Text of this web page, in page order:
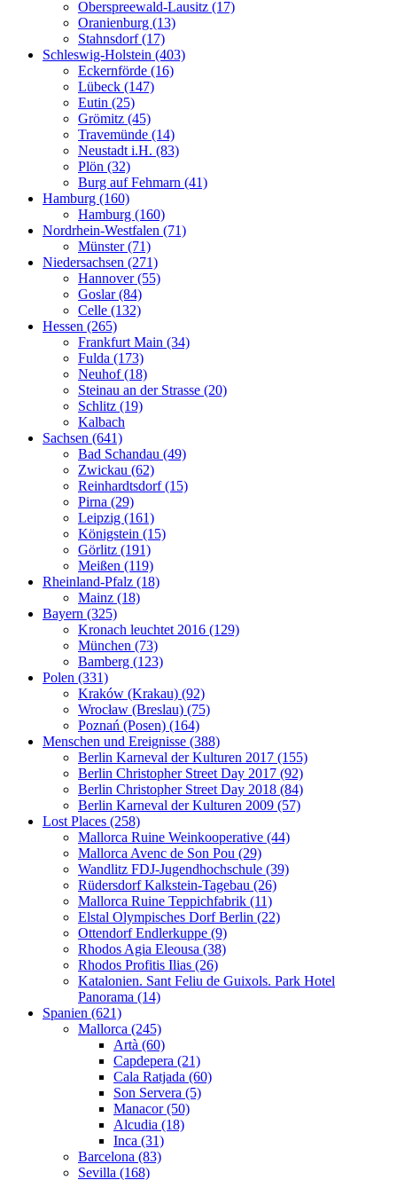
Oberspreewald-Lausitz (17)
Oranienburg (13)
Stahnsdorf (17)
Schleswig-Holstein (403)
Eckernförde (16)
Lübeck (147)
Eutin (25)
Grömitz (45)
Travemünde (14)
Neustadt i.H. (83)
Plön (32)
Burg auf Fehmarn (41)
Hamburg (160)
Hamburg (160)
Nordrhein-Westfalen (71)
Münster (71)
Niedersachsen (271)
Hannover (55)
Goslar (84)
Celle (132)
Hessen (265)
Frankfurt Main (34)
Fulda (173)
Neuhof (18)
Steinau an der Strasse (20)
Schlitz (19)
Kalbach
Sachsen (641)
Bad Schandau (49)
Zwickau (62)
Reinhardtsdorf (15)
Pirna (29)
Leipzig (161)
Königstein (15)
Görlitz (191)
Meißen (119)
Rheinland-Pfalz (18)
Mainz (18)
Bayern (325)
Kronach leuchtet 2016 (129)
München (73)
Bamberg (123)
Polen (331)
Kraków (Krakau) (92)
Wrocław (Breslau) (75)
Poznań (Posen) (164)
Menschen und Ereignisse (388)
Berlin Karneval der Kulturen 2017 (155)
Berlin Christopher Street Day 2017 (92)
Berlin Christopher Street Day 2018 (84)
Berlin Karneval der Kulturen 2009 (57)
Lost Places (258)
Mallorca Ruine Weinkooperative (44)
Mallorca Avenc de Son Pou (29)
Wandlitz FDJ-Jugendhochschule (39)
Rüdersdorf Kalkstein-Tagebau (26)
Mallorca Ruine Teppichfabrik (11)
Elstal Olympisches Dorf Berlin (22)
Ottendorf Endlerkuppe (9)
Rhodos Agia Eleousa (38)
Rhodos Profitis Ilias (26)
Katalonien. Sant Feliu de Guixols. Park Hotel
Panorama (14)
Spanien (621)
Mallorca (245)
Artà (60)
Capdepera (21)
Cala Ratjada (60)
Son Servera (5)
Manacor (50)
Alcudia (18)
Inca (31)
Barcelona (83)
Sevilla (168)